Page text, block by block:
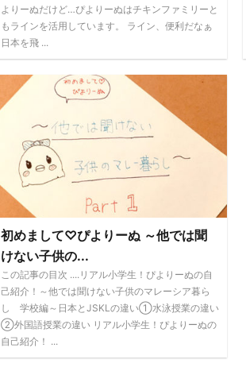
よりーぬだけど…ぴよりーぬはチキンファミリーと
もラインを活用しています。 ライン、便利だなぁ
日本を飛 ...
初めまして♡ぴよりーぬ ～他では聞
けない子供の...
この記事の目次 ....リアル小学生！ぴよりーぬの自
己紹介！～他では聞けない子供のマレーシア暮ら
し 学校編～日本とJSKLの違い①水泳授業の違い
②外国語授業の違い リアル小学生！ぴよりーぬの
自己紹介！ ...